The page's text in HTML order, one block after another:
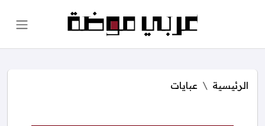
الرئيسية عبايات